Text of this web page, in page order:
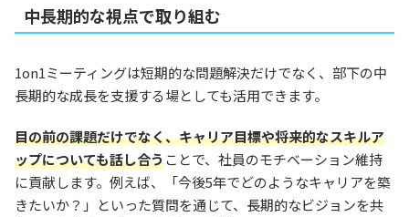
中長期的な視点で取り組む
1on1ミーティングは短期的な問題解決だけでなく、部下の中
長期的な成長を支援する場としても活用できます。
目の前の課題だけでなく、キャリア目標や将来的なスキルア
ップについても話し合うことで、社員のモチベーション維持
に貢献します。例えば、「今後5年でどのようなキャリアを築
きたいか？」といった質問を通じて、長期的なビジョンを共